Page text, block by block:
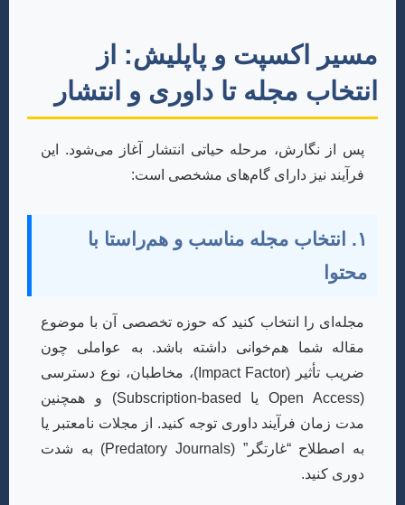
مسیر اکسپت و پاپلیش: از
انتخاب مجله تا داوری و انتشار
پس از نگارش، مرحله حیاتی انتشار آغاز می‌شود. این
فرآیند نیز دارای گام‌های مشخصی است:
۱. انتخاب مجله مناسب و هم‌راستا با
محتوا
مجله‌ای را انتخاب کنید که حوزه تخصصی آن با موضوع
مقاله شما هم‌خوانی داشته باشد. به عواملی چون
ضریب تأثیر (Impact Factor)، مخاطبان، نوع دسترسی
(Open Access یا Subscription-based) و همچنین
مدت زمان فرآیند داوری توجه کنید. از مجلات نامعتبر یا
به اصطلاح “غارتگر” (Predatory Journals) به شدت
دوری کنید.